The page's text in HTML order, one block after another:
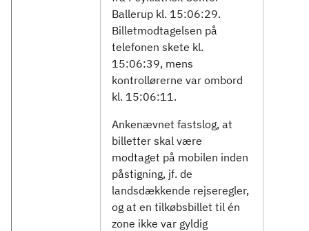
Ballerup kl. 15:06:29.
Billetmodtagelsen på
telefonen skete kl.
15:06:39, mens
kontrollørerne var ombord
kl. 15:06:11.
Ankenævnet fastslog, at
billetter skal være
modtaget på mobilen inden
påstigning, jf. de
landsdækkende rejseregler,
og at en tilkøbsbillet til én
zone ikke var gyldig